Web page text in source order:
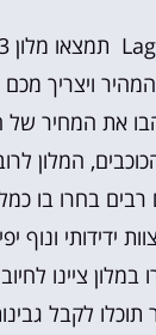
ויצריך
את המחיר של
המלון
רבים בחרו בו
צוות ידידותי ונוף
במלון ציינו
תוכלו לקבל